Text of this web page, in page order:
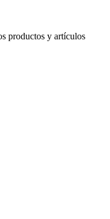
productos y artículos